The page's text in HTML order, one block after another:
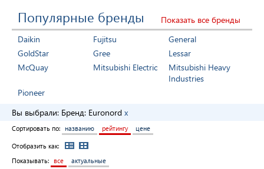
Показать все бренды
Популярные бренды
Daikin Fujitsu
General
GoldStar
Gree
Lessar
McQuay
Mitsubishi Electric
Mitsubishi Heavy
Industries
Pioneer
Вы выбрали: Бренд: Euronord x
Сортировать по: названию рейтингу цене
Отобразить как:
Показывать:
все актуальные